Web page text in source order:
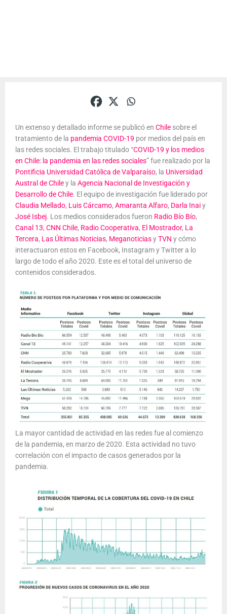
Un extenso y detallado informe se publicó en Chile sobre el
tratamiento de la pandemia COVID-19 por medios del país en
las redes sociales. El trabajo titulado “COVID-19 y los medios
en Chile: la pandemia en las redes sociales” fue realizado por la
Pontificia Universidad Católica de Valparaíso, la Universidad
Austral de Chiley la Agencia Nacional de Investigación y
Desarrollo de Chile. El equipo de investigación fue liderado por
Claudia Mellado, Luis Cárcamo, Amaranta Alfaro, Darla Inaiy
José Isbej. Los medios considerados fueron Radio Bío Bío,
Canal 13, CNN Chile, Radio Cooperativa, El Mostrador, La
Tercera, Las Últimas Noticias, MeganoticiasyTVN y cómo
interactuaron estos en Facebook, Instagram y Twitter a lo
largo de todo el año 2020. Este es el total del universo de
contenidos considerados.
La mayor cantidad de actividad en las redes fue al comienzo
de la pandemia, en marzo de 2020. Esta actividad no tuvo
correlación con el impacto de casos generados por la
pandemia.